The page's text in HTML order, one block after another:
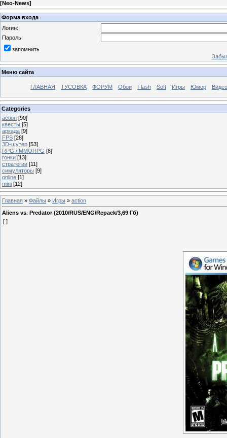
[Neo-News]
Форма входа
Логин:
Пароль:
запомнить
Меню сайта
ГЛАВНАЯ ТУСОВКА ФОРУМ Обои Flash Soft Игры Юмор Видео
Categories
action [90]
квесты [5]
аркада [9]
FPS [28]
3D-шутер [53]
RPG / MMORPG [8]
гонки [13]
стратегии [11]
симуляторы [9]
online [1]
mini [12]
Главная » Файлы » Игры » action
Aliens vs. Predator (2010/RUS/ENG/Repack/3,69 Гб)
[ ]